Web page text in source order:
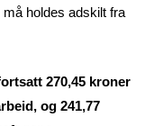
holdes adskilt fra
270,45 kroner
og 241,77